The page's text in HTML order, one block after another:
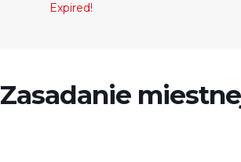
Expired!
Zasadanie